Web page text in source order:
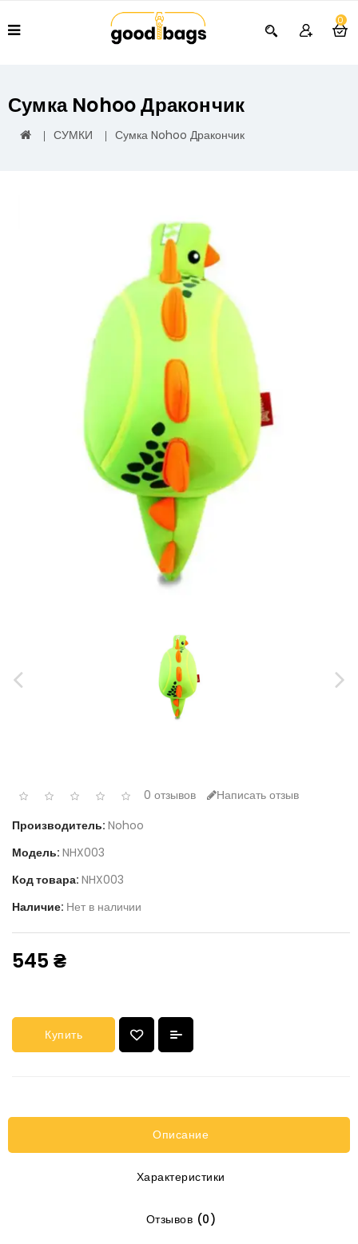
0
Сумка Nohoo Дракончик
СУМКИ Сумка Nohoo Дракончик
0 отзывов
Написать отзыв
Производитель: Nohoo
Модель: NHX003
Код товара: NHX003
Наличие: Нет в наличии
545 ₴
Купить
Описание
Характеристики
Отзывов (0)